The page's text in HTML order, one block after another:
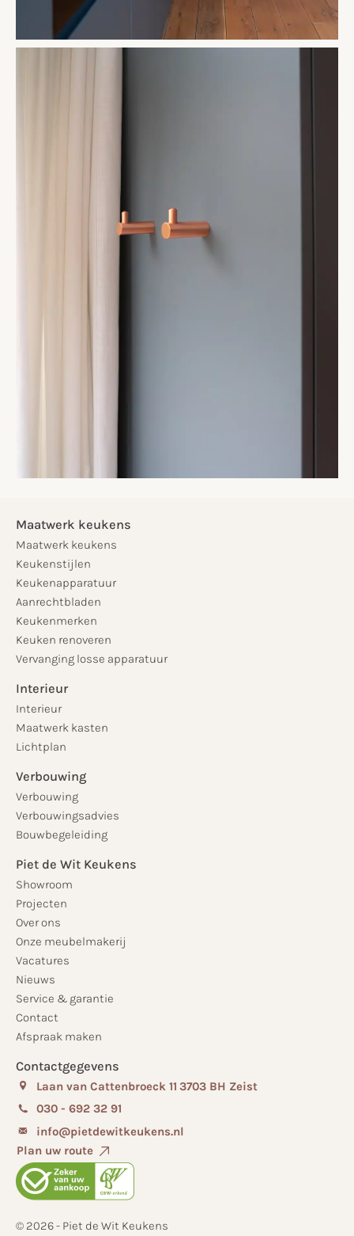
Maatwerk keukens
Maatwerk keukens
Keukenstijlen
Keukenapparatuur
Aanrechtbladen
Keukenmerken
Keuken renoveren
Vervanging losse apparatuur
Interieur
Interieur
Maatwerk kasten
Lichtplan
Verbouwing
Verbouwing
Verbouwingsadvies
Bouwbegeleiding
Piet de Wit Keukens
Showroom
Projecten
Over ons
Onze meubelmakerij
Vacatures
Nieuws
Service & garantie
Contact
Afspraak maken
Contactgegevens
Laan van Cattenbroeck 11 3703 BH Zeist
030 - 692 32 91
info@pietdewitkeukens.nl
Plan uw route
© 2026 - Piet de Wit Keukens